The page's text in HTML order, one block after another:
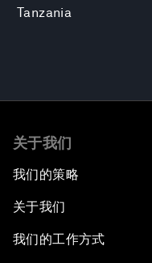
Tanzania
关于我们
我们的策略
关于我们
我们的工作方式